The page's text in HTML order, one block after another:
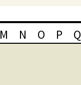
M N O P Q